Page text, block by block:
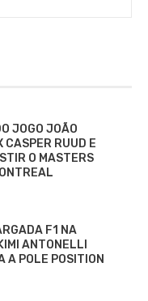
JOGO JOÃO
CASPER RUUD E
O MASTERS
F1 NA
ANTONELLI
A POLE POSITION